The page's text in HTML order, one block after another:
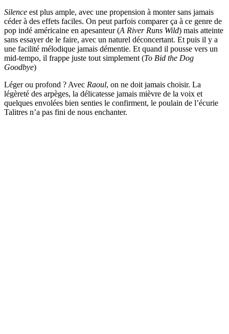
Silence est plus ample, avec une propension à monter sans jamais
céder à des effets faciles. On peut parfois comparer ça à ce genre de
pop indé américaine en apesanteur (A River Runs Wild) mais atteinte
sans essayer de le faire, avec un naturel déconcertant. Et puis il y a
une facilité mélodique jamais démentie. Et quand il pousse vers un
mid-tempo, il frappe juste tout simplement (To Bid the Dog
Goodbye)
Léger ou profond ? Avec Raoul, on ne doit jamais choisir. La
légèreté des arpèges, la délicatesse jamais mièvre de la voix et
quelques envolées bien senties le confirment, le poulain de l’écurie
Talitres n’a pas fini de nous enchanter.